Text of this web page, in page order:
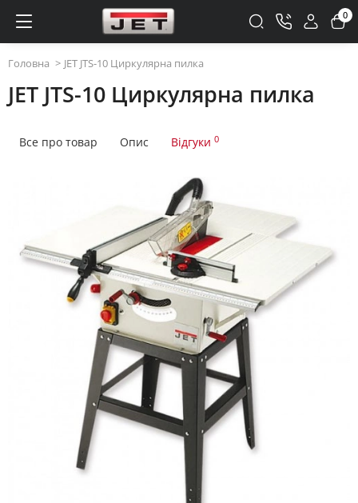
0
Головна JET JTS-10 Циркулярна пилка
JET JTS-10 Циркулярна пилка
Все про товар Опис Відгуки 0